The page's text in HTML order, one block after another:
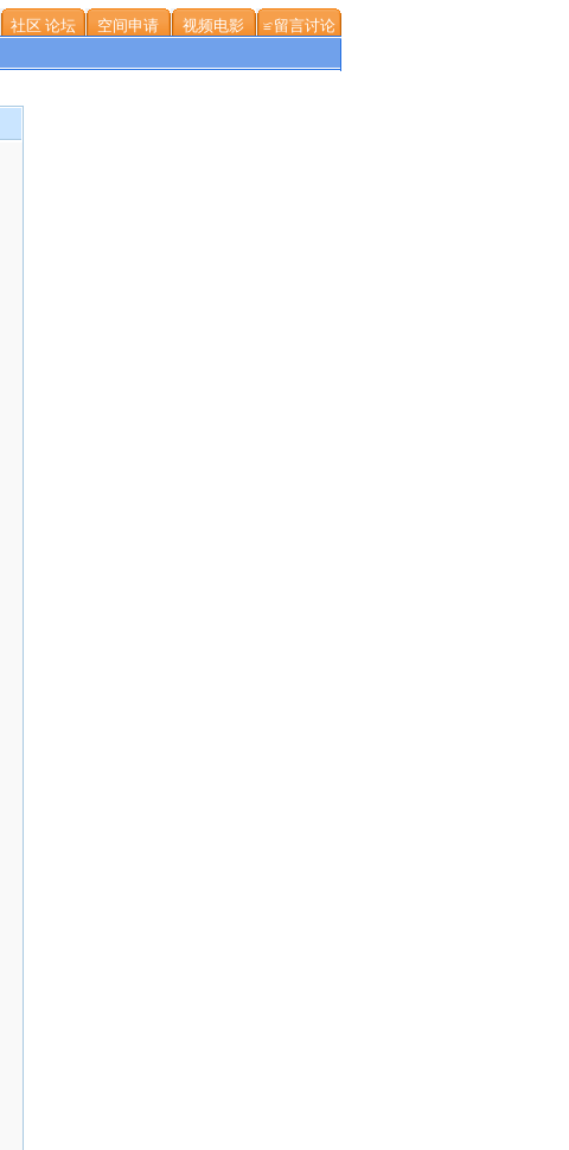
社区 论坛 空间申请 视频电影 ≌留言讨论